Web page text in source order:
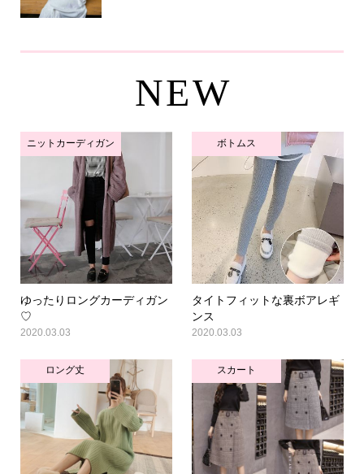
NEW
ニットカーディガン
ゆったりロングカーディガン
♡
2020.03.03
ボトムス
タイトフィットな裏ボアレギ
ンス
2020.03.03
ロング丈 スカート